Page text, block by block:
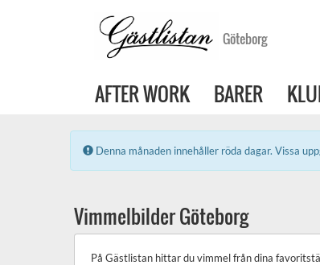
Göteborg
AFTER WORK BARER
Error:
Denna månaden innehåller röda dagar. Vissa
Vimmelbilder Göteborg
På Gästlistan hittar du vimmel från dina